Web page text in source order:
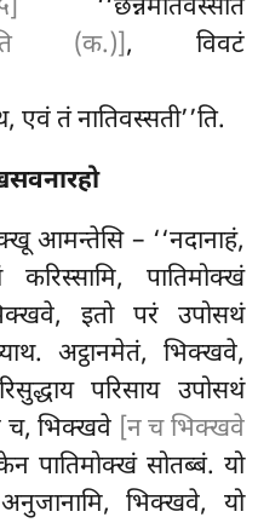
‘‘छन्नमतिवस्सति
(क.)], विवटं
एवं तं नातिवस्सती’’ति.
आमन्तेसि – ‘‘नदानाहं,
पातिमोक्खं
भिक्खवे, इतो परं उपोसथं
अट्ठानमेतं, भिक्खवे,
परिसाय उपोसथं
च, भिक्खवे [न च भिक्खवे
पातिमोक्खं सोतब्बं. यो
भिक्खवे, यो